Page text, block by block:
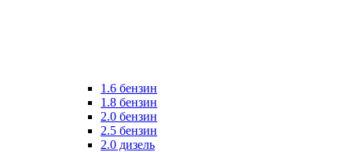
1.6 бензин
1.8 бензин
2.0 бензин
2.5 бензин
2.0 дизель